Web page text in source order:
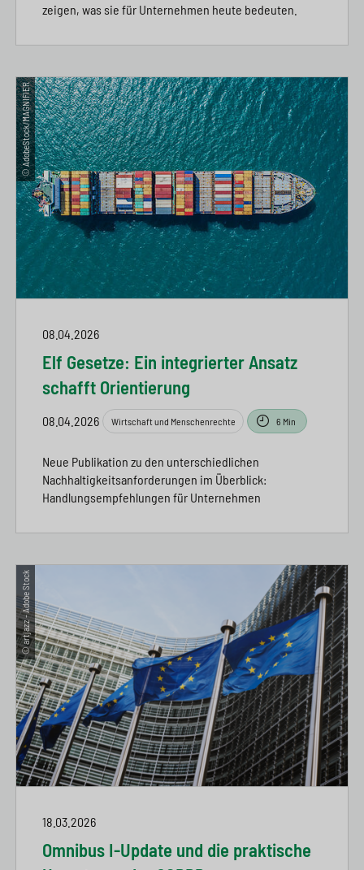
zeigen, was sie für Unternehmen heute bedeuten.
© AdobeStock/MAGNIFIER
08.04.2026
Elf Gesetze: Ein integrierter Ansatz
schafft Orientierung
08.04.2026 Wirtschaft und Menschenrechte 6 Min
Neue Publikation zu den unterschiedlichen
Nachhaltigkeitsanforderungen im Überblick:
Handlungsempfehlungen für Unternehmen
© artjazz - Adobe Stock
18.03.2026
Omnibus I-Update und die praktische